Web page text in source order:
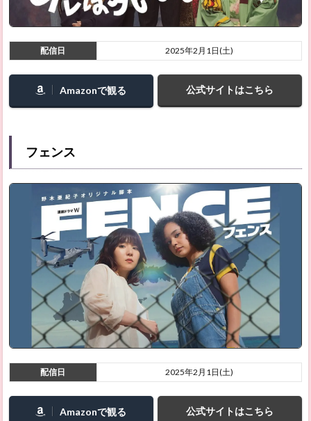
2.44
ン・ウ
ィッ
エンス
ナリオ
三日月
とネコ
2.48
怪盗グ
ルーの
ミニオ
ン超変
身
ソウ X
2.50
ニッケ
配信日 2025年2月1日(土)
Amazonで観る 公式サイトはこちら
フェンス
配信日 2025年2月1日(土)
Amazonで観る 公式サイトはこちら